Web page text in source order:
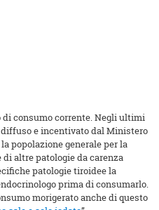
consumo corrente. Negli ultimi
e incentivato dal Ministero
popolazione generale per la
altre patologie da carenza
patologie tiroidee la
prima di consumarlo.
morigerato anche di questo